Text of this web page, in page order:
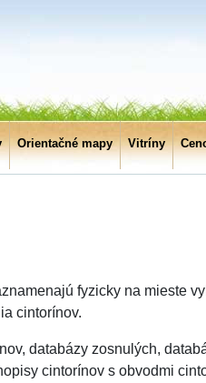
Orientačné mapy Vitríny
fyzicky na mieste
cintorínov.
databázy zosnulých,
cintorínov s obvodmi